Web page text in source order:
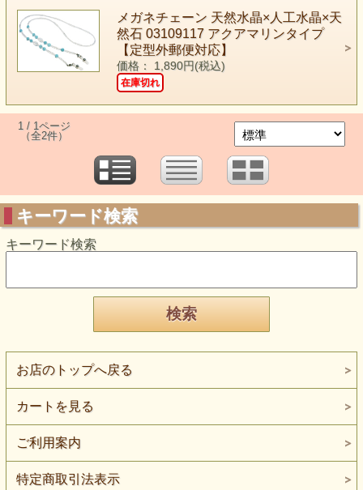
メガネチェーン 天然水晶×人工水晶×天
然石 03109117 アクアマリンタイプ
【定型外郵便対応】
価格： 1,890円(税込)
在庫切れ
1 / 1ページ
（全2件）
キーワード検索
キーワード検索
お店のトップへ戻る
カートを見る
ご利用案内
特定商取引法表示